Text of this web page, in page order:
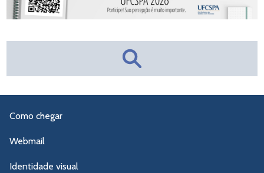
Como chegar
Webmail
Identidade visual